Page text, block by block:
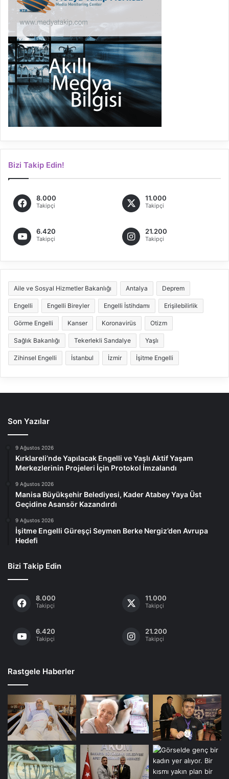
Bizi Takip Edin!
8.000
Takipçi
11.000
Takipçi
6.420
Takipçi
21.200
Takipçi
Aile ve Sosyal Hizmetler Bakanlığı Antalya Deprem
Engelli Engelli Bireyler Engelli İstihdamı Erişilebilirlik
Görme Engelli Kanser Koronavirüs Otizm
Sağlık Bakanlığı Tekerlekli Sandalye Yaşlı
Zihinsel Engelli İstanbul İzmir İşitme Engelli
Son Yazılar
9 Ağustos 2026
Kırklareli’nde Yapılacak Engelli ve Yaşlı Aktif Yaşam
Merkezlerinin Projeleri İçin Protokol İmzalandı
9 Ağustos 2026
Manisa Büyükşehir Belediyesi, Kader Atabey Yaya Üst
Geçidine Asansör Kazandırdı
9 Ağustos 2026
İşitme Engelli Güreşçi Seymen Berke Nergiz’den Avrupa
Hedefi
Bizi Takip Edin
8.000
Takipçi
11.000
Takipçi
6.420
Takipçi
21.200
Takipçi
Rastgele Haberler